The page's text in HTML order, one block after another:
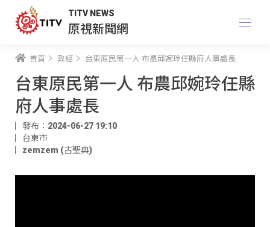
TITV NEWS
原視新聞網
首頁 政經 台東原民第一人 布農邱婉玲任縣府人事處長
台東原民第一人 布農邱婉玲任縣
府人事處長
發布：2024-06-27 19:10
台東市
zemzem (古聖典)